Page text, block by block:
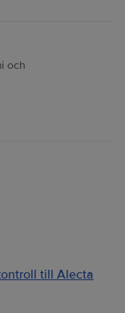
och
till Alecta